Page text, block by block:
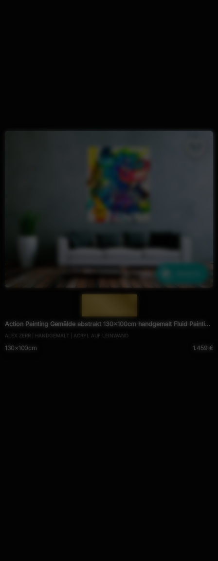
Action Painting Gemälde abstrakt 130x100cm handgemalt Fluid Painting
NEON bunt weiß blau
ALEX ZERR | HANDGEMALT | ACRYL AUF LEINWAND
130×100cm 1.459 €